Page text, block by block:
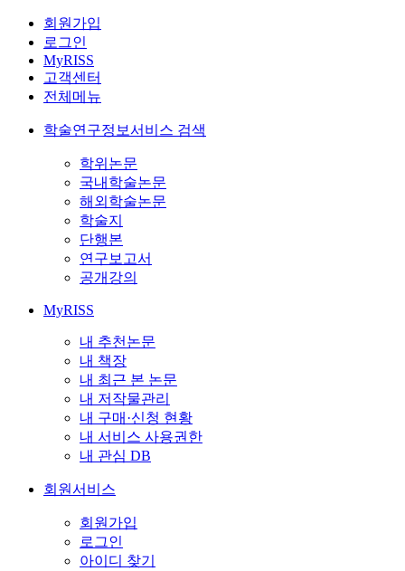
회원가입
로그인
MyRISS
고객센터
전체메뉴
학술연구정보서비스 검색
학위논문
국내학술논문
해외학술논문
학술지
단행본
연구보고서
공개강의
MyRISS
내 추천논문
내 책장
내 최근 본 논문
내 저작물관리
내 구매·신청 현황
내 서비스 사용권한
내 관심 DB
회원서비스
회원가입
로그인
아이디 찾기